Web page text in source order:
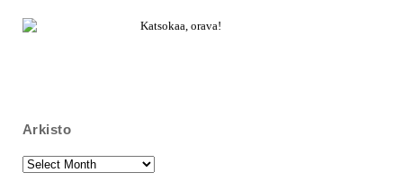
Katsokaa, orava!
Arkisto
Arkisto